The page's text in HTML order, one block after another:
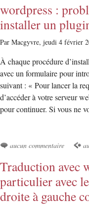
wordpress :
installer un
Par Macgyvre, jeudi 4 février
À chaque procédure
avec un formulaire pour
suivant : « Pour lancer la
d’accéder à votre serveur
pour continuer. Si vous ne
aucun commentaire
Traduction avec
particulier avec
droite à gauche